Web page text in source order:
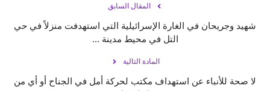
المقال السابق
شهيد وجريحان في الغارة الإسرائيلية التي استهدفت منزلاً في حي
التل في محيط مدينة ...
المادة التالية
لا صحة للأنباء عن استهداف مكتب لحركة أمل في الجناح أو أي من